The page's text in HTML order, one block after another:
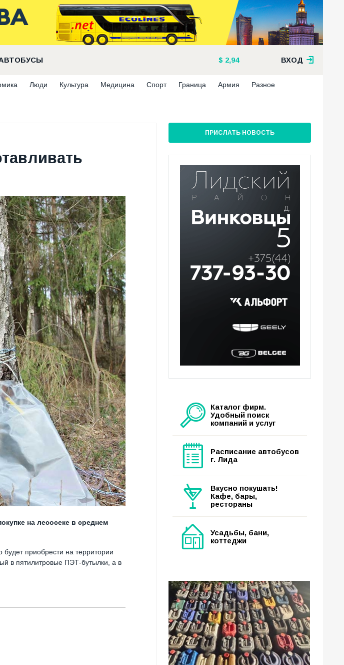
2,94 ВХОД
Люди Культура Медицина Спорт Граница Армия Разное
на лесосеке в среднем
приобрести на территории
в пятилитровые ПЭТ-бутылки, а в
ПРИСЛАТЬ НОВОСТЬ
Каталог фирм.
Удобный поиск
компаний и услуг
Расписание автобусов
г. Лида
Вкусно покушать!
Кафе, бары,
рестораны
Усадьбы, бани,
коттеджи